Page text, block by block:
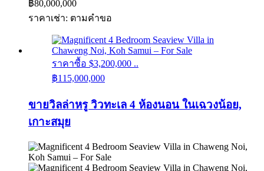
฿80,000,000
ราคาเช่า: ตามคําขอ
ราคาซื้อ $3,200,000 ..
฿115,000,000
ขายวิลล่าหรู วิวทะเล 4 ห้องนอน ในเฉวงน้อย,
เกาะสมุย